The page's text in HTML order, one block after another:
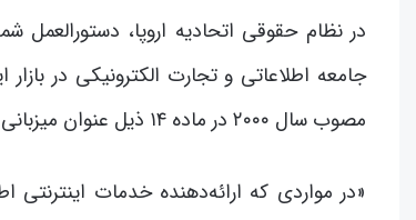
جامعه اطلاعاتی و تجارت الکترونیکی در
مصوب سال ۲۰۰۰ در ماده ۱۴ ذیل عنوان میزبانی چنین مقرر کرده است:
«در مواردی که ارائه‌دهنده خدمات اینترنتی